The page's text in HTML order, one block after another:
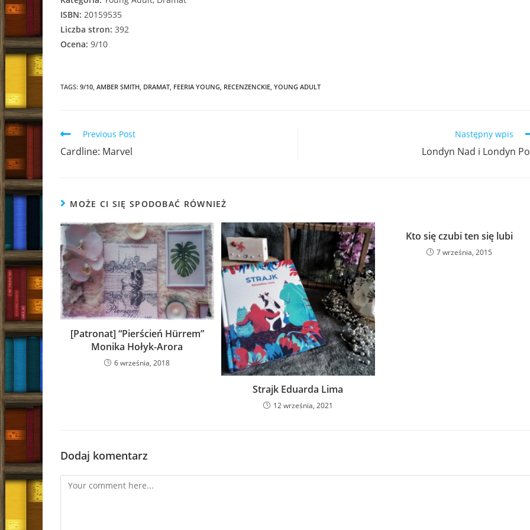
ISBN: 20159535
Liczba stron: 392
Ocena: 9/10
TAGS: 9/10 AMBER SMITH DRAMAT FEERIA YOUNG RECENZENCKIE YOUNG ADULT
Read
articles
Previous Post
Cardline: Marvel
Następny wpis
Londyn Nad i Londyn
MOŻE CI SIĘ SPODOBAĆ RÓWNIEŻ
[Patronat] “Pierścień Hürrem”
Monika Hołyk-Arora
6 września, 2018
Strajk Eduarda Lima
12 września, 2021
Kto się czubi ten się lubi
7 września, 2015
Dodaj komentarz
Comment